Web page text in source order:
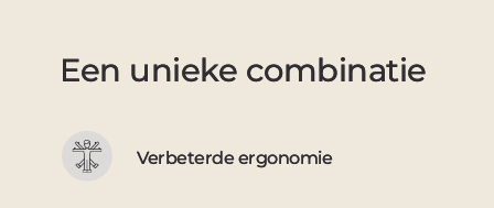
Een unieke combinatie
Verbeterde ergonomie